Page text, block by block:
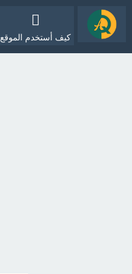
كيف أستخدم الموقع